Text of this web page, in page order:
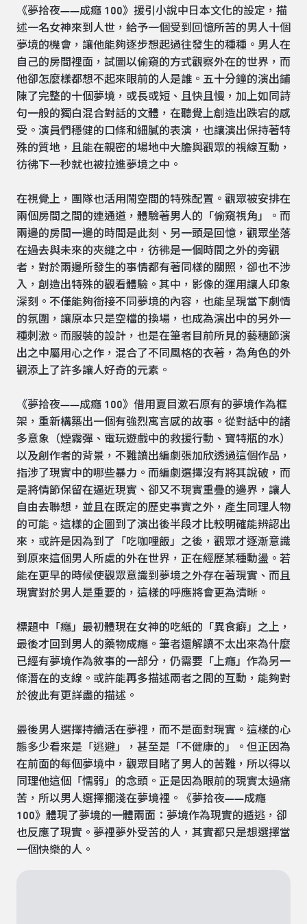
《夢拾夜——成癮 100》援引小說中日本文化的設定，描
述一名女神來到人世，給予一個受到回憶所苦的男人十個
夢境的機會，讓他能夠逐步想起過往發生的種種。男人在
自己的房間裡面，試圖以偷窺的方式觀察外在的世界，而
他卻怎麼樣都想不起來眼前的人是誰。五十分鐘的演出鋪
陳了完整的十個夢境，或長或短、且快且慢，加上如同詩
句一般的獨白混合對話的文體，在聽覺上創造出跌宕的感
受。演員們穩健的口條和細膩的表演，也讓演出保持著特
殊的質地，且能在親密的場地中大膽與觀眾的視線互動，
彷彿下一秒就也被拉進夢境之中。
在視覺上，團隊也活用鬧空間的特殊配置。觀眾被安排在
兩個房間之間的連通道，體驗著男人的「偷窺視角」。而
兩邊的房間一邊的時間是此刻、另一頭是回憶，觀眾坐落
在過去與未來的夾縫之中，彷彿是一個時間之外的旁觀
者，對於兩邊所發生的事情都有著同樣的關照，卻也不涉
入，創造出特殊的觀看體驗。其中，影像的運用讓人印象
深刻。不僅能夠銜接不同夢境的內容，也能呈現當下劇情
的氛圍，讓原本只是空檔的換場，也成為演出中的另外一
種刺激。而服裝的設計，也是在筆者目前所見的藝穗節演
出之中屬用心之作，混合了不同風格的衣著，為角色的外
觀添上了許多讓人好奇的元素。
《夢拾夜——成癮 100》借用夏目漱石原有的夢境作為框
架，重新構築出一個有強烈寓言感的故事。從對話中的諸
多意象（煙霧彈、電玩遊戲中的救援行動、寶特瓶的水）
以及創作者的背景，不難讀出編劇張加欣透過這個作品，
指涉了現實中的哪些暴力。而編劇選擇沒有將其說破，而
是將情節保留在逼近現實、卻又不現實重疊的邊界，讓人
自由去聯想，並且在既定的歷史事實之外，產生同理人物
的可能。這樣的企圖到了演出後半段才比較明確能辨認出
來，或許是因為到了「吃咖哩飯」之後，觀眾才逐漸意識
到原來這個男人所處的外在世界，正在經歷某種動盪。若
能在更早的時候使觀眾意識到夢境之外存在著現實、而且
現實對於男人是重要的，這樣的呼應將會更為清晰。
標題中「癮」最初體現在女神的吃紙的「異食癖」之上，
最後才回到男人的藥物成癮。筆者還解讀不太出來為什麼
已經有夢境作為敘事的一部分，仍需要「上癮」作為另一
條潛在的支線。或許能再多描述兩者之間的互動，能夠對
於彼此有更詳盡的描述。
最後男人選擇持續活在夢裡，而不是面對現實。這樣的心
態多少看來是「逃避」，甚至是「不健康的」。但正因為
在前面的每個夢境中，觀眾目睹了男人的苦難，所以得以
同理他這個「懦弱」的念頭。正是因為眼前的現實太過痛
苦，所以男人選擇擱淺在夢境裡。《夢拾夜——成癮
100》體現了夢境的一體兩面：夢境作為現實的遁逃，卻
也反應了現實。夢裡夢外受苦的人，其實都只是想選擇當
一個快樂的人。